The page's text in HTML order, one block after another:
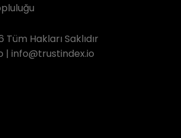
Hakları Saklıdır
| info@trustindex.io